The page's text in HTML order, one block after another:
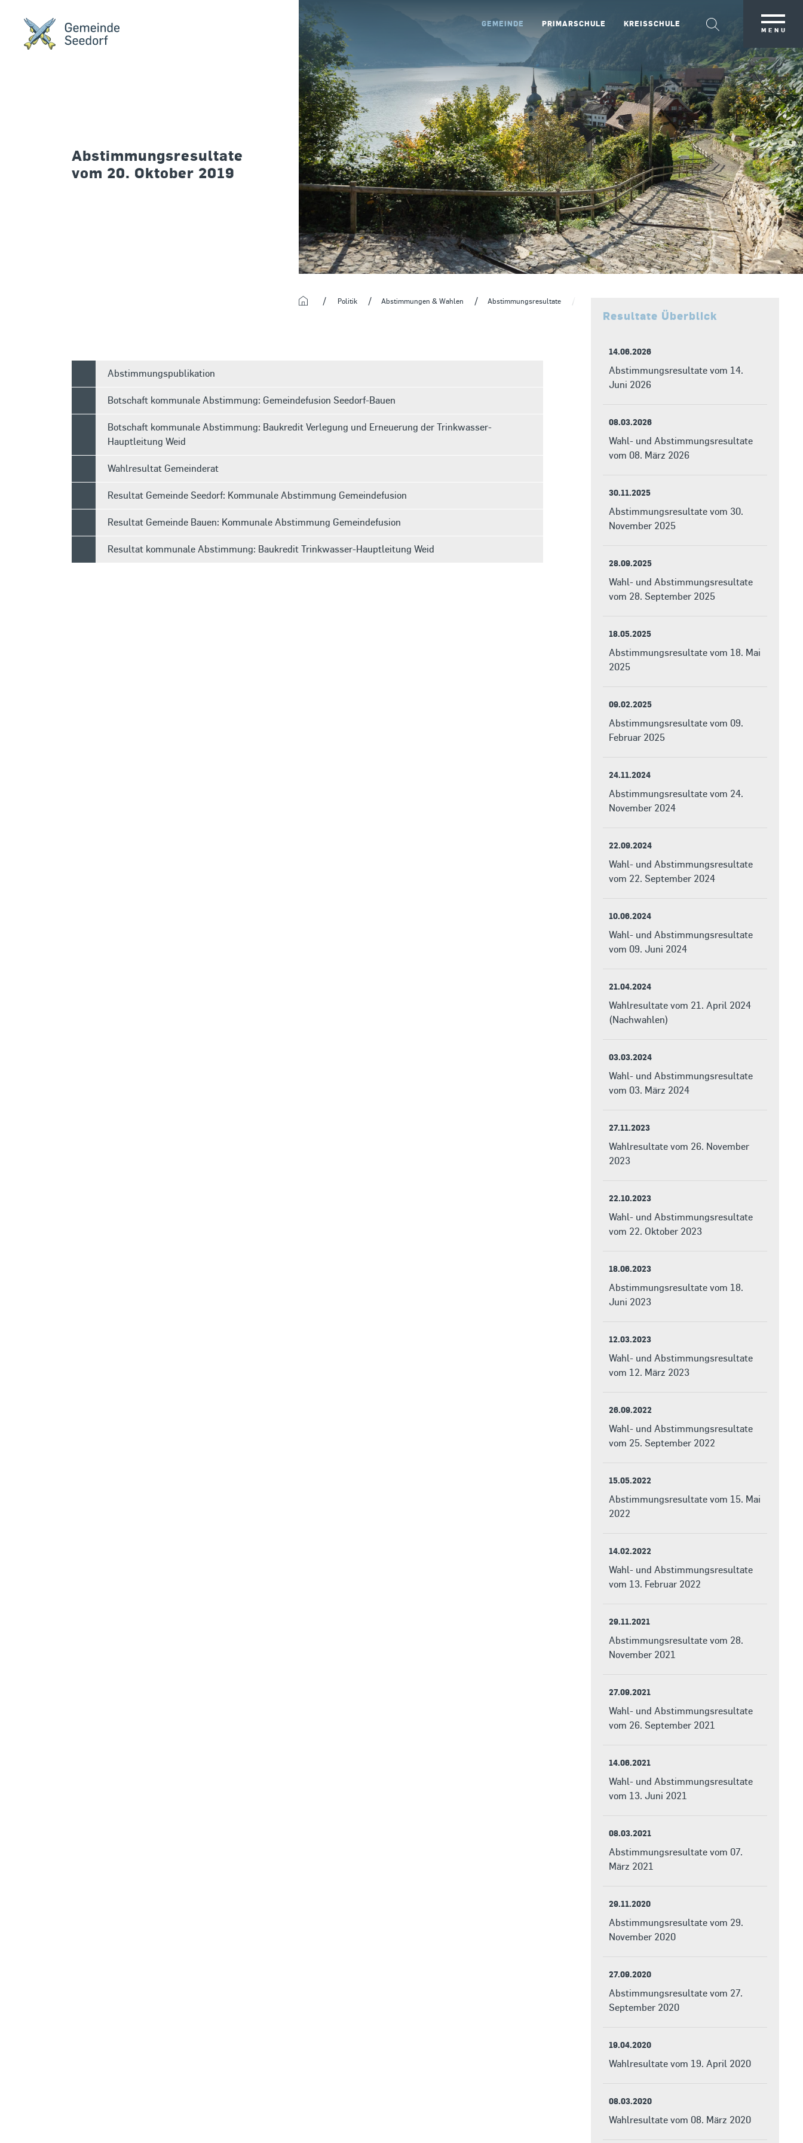
MENU
GEMEINDE PRIMARSCHULE KREISSCHULE
Politik Abstimmungen & Wahlen Abstimmungsresultate
Abstimmungsresultate
vom 20. Oktober 2019
Abstimmungspublikation
Botschaft kommunale Abstimmung: Gemeindefusion Seedorf-Bauen
Botschaft kommunale Abstimmung: Baukredit Verlegung und Erneuerung der Trinkwasser-
Hauptleitung Weid
Wahlresultat Gemeinderat
Resultat Gemeinde Seedorf: Kommunale Abstimmung Gemeindefusion
Resultat Gemeinde Bauen: Kommunale Abstimmung Gemeindefusion
Resultat kommunale Abstimmung: Baukredit Trinkwasser-Hauptleitung Weid
Resultate Überblick
14.06.2026
Abstimmungsresultate vom 14.
Juni 2026
08.03.2026
Wahl- und Abstimmungsresultate
vom 08. März 2026
30.11.2025
Abstimmungsresultate vom 30.
November 2025
28.09.2025
Wahl- und Abstimmungsresultate
vom 28. September 2025
18.05.2025
Abstimmungsresultate vom 18. Mai
2025
09.02.2025
Abstimmungsresultate vom 09.
Februar 2025
24.11.2024
Abstimmungsresultate vom 24.
November 2024
22.09.2024
Wahl- und Abstimmungsresultate
vom 22. September 2024
10.06.2024
Wahl- und Abstimmungsresultate
vom 09. Juni 2024
21.04.2024
Wahlresultate vom 21. April 2024
(Nachwahlen)
03.03.2024
Wahl- und Abstimmungsresultate
vom 03. März 2024
27.11.2023
Wahlresultate vom 26. November
2023
22.10.2023
Wahl- und Abstimmungsresultate
vom 22. Oktober 2023
18.06.2023
Abstimmungsresultate vom 18.
Juni 2023
12.03.2023
Wahl- und Abstimmungsresultate
vom 12. März 2023
26.09.2022
Wahl- und Abstimmungsresultate
vom 25. September 2022
15.05.2022
Abstimmungsresultate vom 15. Mai
2022
14.02.2022
Wahl- und Abstimmungsresultate
vom 13. Februar 2022
29.11.2021
Abstimmungsresultate vom 28.
November 2021
27.09.2021
Wahl- und Abstimmungsresultate
vom 26. September 2021
14.06.2021
Wahl- und Abstimmungsresultate
vom 13. Juni 2021
08.03.2021
Abstimmungsresultate vom 07.
März 2021
29.11.2020
Abstimmungsresultate vom 29.
November 2020
27.09.2020
Abstimmungsresultate vom 27.
September 2020
19.04.2020
Wahlresultate vom 19. April 2020
08.03.2020
Wahlresultate vom 08. März 2020